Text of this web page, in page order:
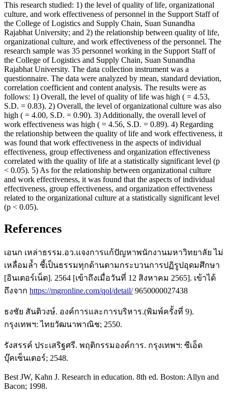
This research studied: 1) the level of quality of life, organizational
culture, and work effectiveness of personnel in the Support Staff of
the College of Logistics and Supply Chain, Suan Sunandha
Rajabhat University; and 2) the relationship between quality of life,
organizational culture, and work effectiveness of the personnel. The
research sample was 35 personnel working in the Support Staff of
the College of Logistics and Supply Chain, Suan Sunandha
Rajabhat University. The data collection instrument was a
questionnaire. The data were analyzed by mean, standard deviation,
correlation coefficient and content analysis. The results were as
follows: 1) Overall, the level of quality of life was high ( = 4.53,
S.D. = 0.83). 2) Overall, the level of organizational culture was also
high ( = 4.00, S.D. = 0.90). 3) Additionally, the overall level of
work effectiveness was high ( = 4.56, S.D. = 0.89). 4) Regarding
the relationship between the quality of life and work effectiveness, it
was found that work effectiveness in the aspects of individual
effectiveness, group effectiveness and organization effectiveness
correlated with the quality of life at a statistically significant level (p
< 0.05). 5) As for the relationship between organizational culture
and work effectiveness, it was found that the aspects of individual
effectiveness, group effectiveness, and organization effectiveness
related to the organizational culture at a statistically significant level
(p < 0.05).
References
เอนก เหล่าธรรม.อว.แจงการแก้ปัญหาพนักงานมหาวิทยาลัย ไม่
เหลื่อมล้ำ ชี้เป็นธรรมทุกด้านตามกระบวนการปฏิรูปอุดมศึกษา
[อินเตอร์เน็ต]. 2564 [เข้าถึงเมื่อวันที่ 12 สิงหาคม 2565]. เข้าได้
ถึงจาก https://mgronline.com/qol/detail/9650000027438
ธงชัย สันติวงษ์. องค์การและการบริหาร.(พิมพ์ครั้งที่ 9).
กรุงเทพฯ: ไทยวัฒนาพาณิช; 2550.
รังสรรค์ ประเสริฐศรี. พฤติกรรมองค์การ. กรุงเทพฯ: ซีเอ็ด
บุ๊คเซ็นเตอร์; 2548.
Best JW, Kahn J. Research in education. 8th ed. Boston: Allyn and
Bacon; 1998.